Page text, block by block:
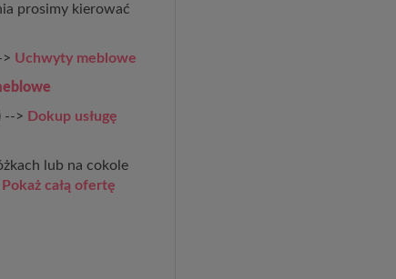
prosimy kierować
Uchwyty meblowe
--> Dokup usługę
lub na cokole
Pokaż całą ofertę